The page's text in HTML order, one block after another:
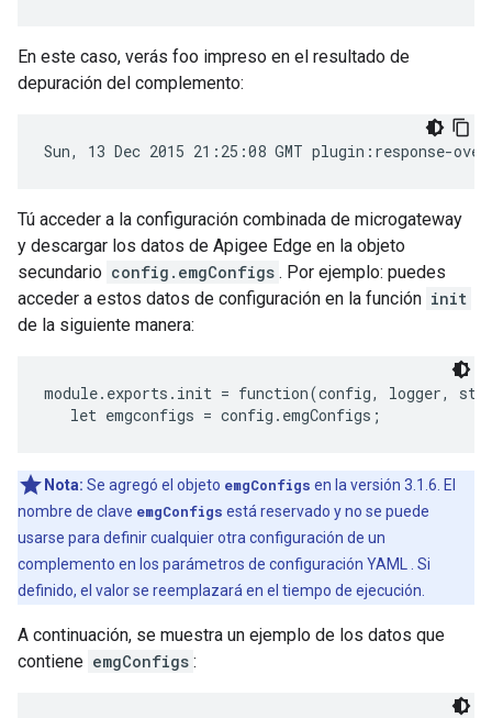
En este caso, verás foo impreso en el resultado de
depuración del complemento:
Sun, 13 Dec 2015 21:25:08 GMT plugin:response-
Tú acceder a la configuración combinada de microgateway
y descargar los datos de Apigee Edge en la objeto
secundario config.emgConfigs . Por ejemplo: puedes
acceder a estos datos de configuración en la función init
de la siguiente manera:
module.exports.init = function(config, logger,
Nota: Se agregó el objeto emgConfigs en la versión 3.1.6. El
nombre de clave emgConfigs está reservado y no se puede
usarse para definir cualquier otra configuración de un
complemento en los parámetros de configuración YAML . Si
definido, el valor se reemplazará en el tiempo de ejecución.
A continuación, se muestra un ejemplo de los datos que
contiene emgConfigs :